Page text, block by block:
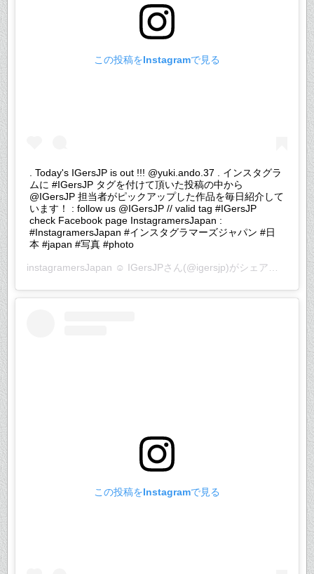
この投稿をInstagramで見る
. Today's IGersJP is out !!! @yuki.ando.37 . インスタグラ
ムに #IGersJP タグを付けて頂いた投稿の中から
@IGersJP 担当者がピックアップした作品を毎日紹介して
います！ : follow us @IGersJP // valid tag #IGersJP
check Facebook page InstagramersJapan :
#InstagramersJapan #インスタグラマーズジャパン #日
本 #japan #写真 #photo
instagramersJapan ☺︎ IGersJPさん(@igersjp)がシェアした投稿 –
この投稿をInstagramで見る